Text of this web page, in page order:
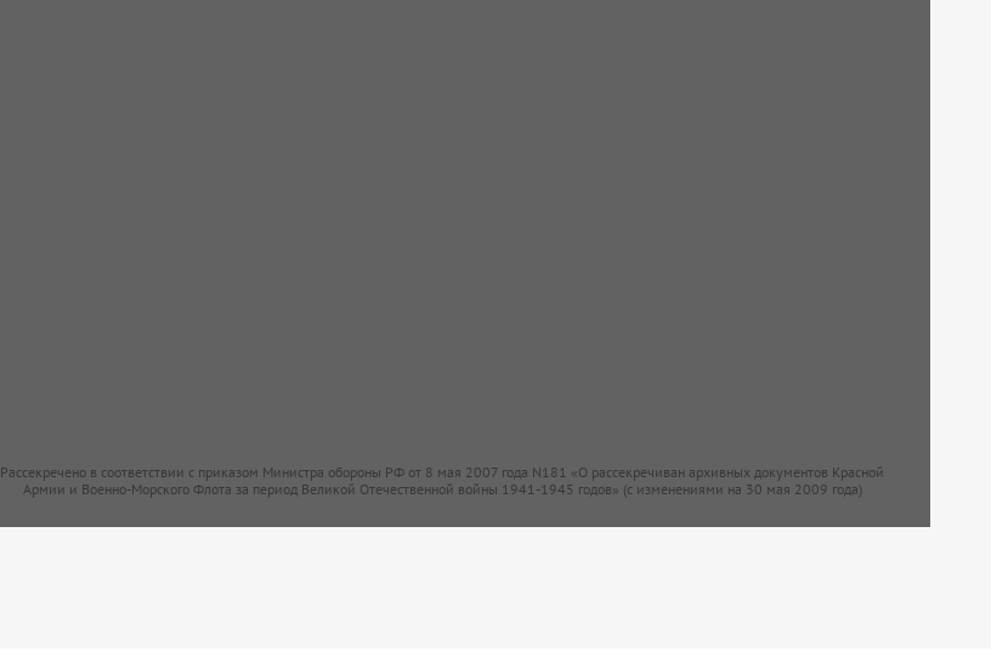
Рассекречено в соответствии с приказом Министра обороны РФ от 8 мая 2007 года N181 «О рассекречиван архивных документов Красной
Армии и Военно-Морского Флота за период Великой Отечественной войны 1941-1945 годов» (с изменениями на 30 мая 2009 года)